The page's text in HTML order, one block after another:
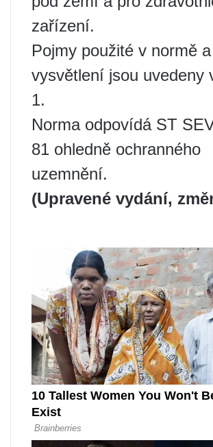
zařízení.
Pojmy použité v normě
vysvětlení jsou uvedeny
1.
Norma odpovídá ST
81 ohledně ochranného
uzemnění.
(Upravené vydání,